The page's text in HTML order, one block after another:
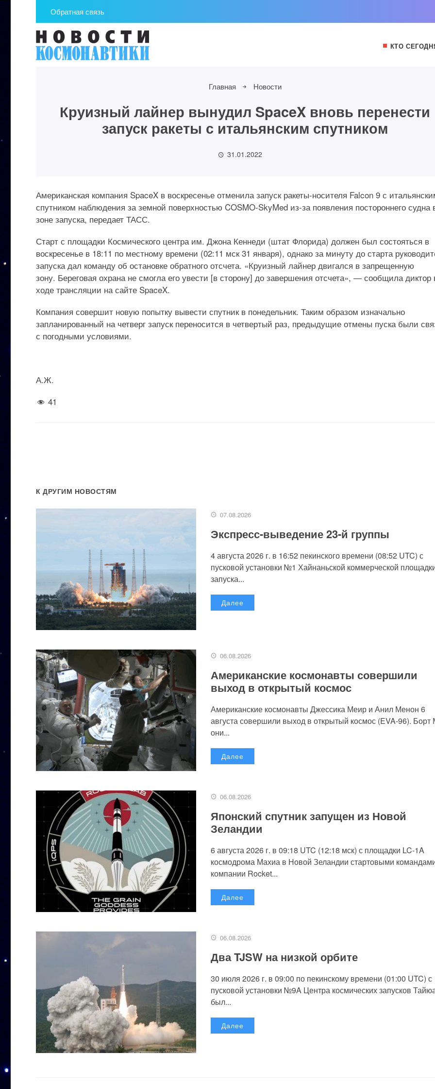
Обратная связь
КТО
Главная Новости
Круизный лайнер вынудил SpaceX вновь перенести
запуск ракеты с итальянским спутником
31.01.2022
Американская компания SpaceX в воскресенье отменила запуск ракеты-носителя Falcon 9 с
спутником наблюдения за земной поверхностью COSMO-SkyMed из-за появления постороннего судна
зоне запуска, передает ТАСС.
Старт с площадки Космического центра им. Джона Кеннеди (штат Флорида) должен был состояться в
воскресенье в 18:11 по местному времени (02:11 мск 31 января), однако за минуту до старта
запуска дал команду об остановке обратного отсчета. «Круизный лайнер двигался в запрещенную
зону. Береговая охрана не смогла его увести [в сторону] до завершения отсчета», — сообщила диктор
ходе трансляции на сайте SpaceX.
Компания совершит новую попытку вывести спутник в понедельник. Таким образом изначально
запланированный на четверг запуск переносится в четвертый раз, предыдущие отмены пуска были
с погодными условиями.
А.Ж.
41
К ДРУГИМ НОВОСТЯМ
07.08.2026
Экспресс-выведение 23-й группы
4 августа 2026 г. в 16:52 пекинского времени (08:52 UTC) с
пусковой установки №1 Хайнаньской коммерческой
запуска...
Далее
06.08.2026
Американские космонавты совершили
выход в открытый космос
Американские космонавты Джессика Меир и Анил Менон 6
августа совершили выход в открытый космос (EVA-96).
они...
Далее
06.08.2026
Японский спутник запущен из Новой
Зеландии
6 августа 2026 г. в 09:18 UTC (12:18 мск) с площадки LC-1A
космодрома Махиа в Новой Зеландии стартовыми
компании Rocket...
Далее
06.08.2026
Два TJSW на низкой орбите
30 июля 2026 г. в 09:00 по пекинскому времени (01:00 UTC) с
пусковой установки №9A Центра космических запусков
был...
Далее